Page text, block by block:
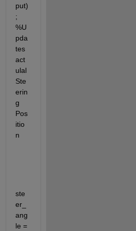
put)
;
%U
pda
tes
act
ulal
Ste
erin
g
Pos
itio
n
ste
er_
ang
le =